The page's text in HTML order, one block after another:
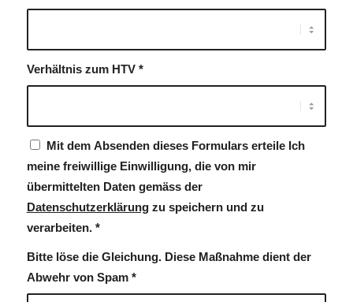
Verhältnis zum HTV *
Mit dem Absenden dieses Formulars erteile Ich
meine freiwillige Einwilligung, die von mir
übermittelten Daten gemäss der
Datenschutzerklärungzu speichern und zu
verarbeiten. *
Bitte löse die Gleichung. Diese Maßnahme dient der
Abwehr von Spam *